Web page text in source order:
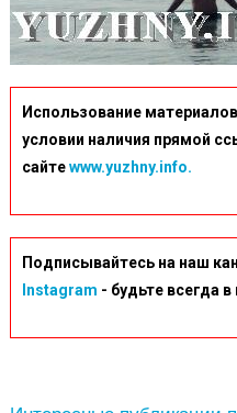
Использование
условии наличия прямой
сайтеwww.yuzhny.info.
Подписывайтесь на наш
Instagram - будьте всегда